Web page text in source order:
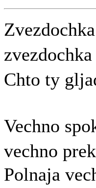
zvezdochka
Chto ty
Vechno
vechno
Polnaja